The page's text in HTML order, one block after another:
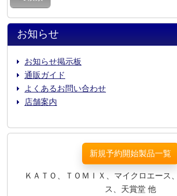
お知らせ
お知らせ掲示板
通販ガイド
よくあるお問い合わせ
店舗案内
新規予約開始製品一覧
ＫＡＴＯ、ＴＯＭＩＸ、マイクロエース
ス、天賞堂 他